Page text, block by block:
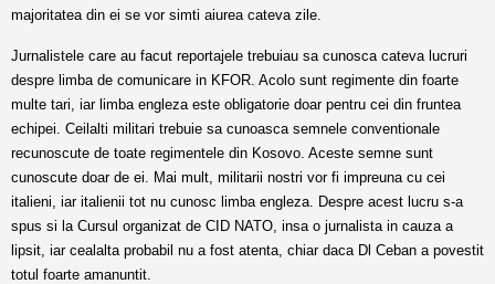
majoritatea din ei se vor simti aiurea cateva zile.
Jurnalistele care au facut reportajele trebuiau sa cunosca cateva lucruri
despre limba de comunicare in KFOR. Acolo sunt regimente din foarte
multe tari, iar limba engleza este obligatorie doar pentru cei din fruntea
echipei. Ceilalti militari trebuie sa cunoasca semnele conventionale
recunoscute de toate regimentele din Kosovo. Aceste semne sunt
cunoscute doar de ei. Mai mult, militarii nostri vor fi impreuna cu cei
italieni, iar italienii tot nu cunosc limba engleza. Despre acest lucru s-a
spus si la Cursul organizat de CID NATO, insa o jurnalista in cauza a
lipsit, iar cealalta probabil nu a fost atenta, chiar daca Dl Ceban a povestit
totul foarte amanuntit.